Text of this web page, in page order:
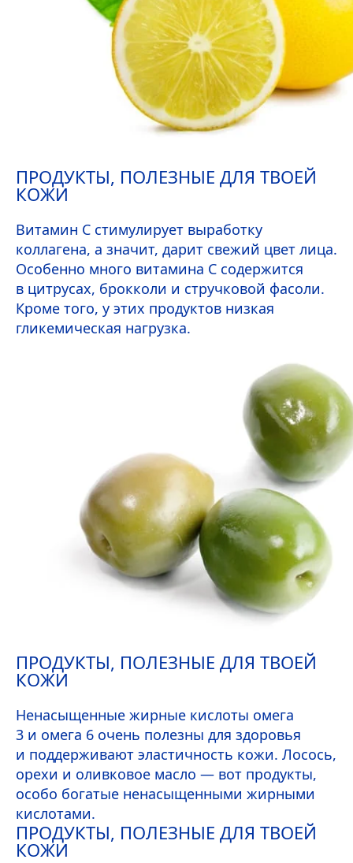
ПРОДУКТЫ, ПОЛЕЗНЫЕ ДЛЯ ТВОЕЙ
КОЖИ
Витамин C стимулирует выработку
коллагена, а значит, дарит свежий цвет лица.
Особенно много витамина C содержится
в цитрусах, брокколи и стручковой фасоли.
Кроме того, у этих продуктов низкая
гликемическая нагрузка.
ПРОДУКТЫ, ПОЛЕЗНЫЕ ДЛЯ ТВОЕЙ
КОЖИ
Ненасыщенные жирные кислоты омега
3 и омега 6 очень полезны для здоровья
и поддерживают эластичность кожи. Лосось,
орехи и оливковое масло — вот продукты,
особо богатые ненасыщенными жирными
кислотами.
ПРОДУКТЫ, ПОЛЕЗНЫЕ ДЛЯ ТВОЕЙ
КОЖИ